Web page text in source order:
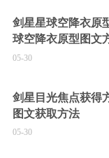
剑星星球空降衣原
球空降衣原型图文
05-30
剑星目光焦点获得
图文获取方法
05-30